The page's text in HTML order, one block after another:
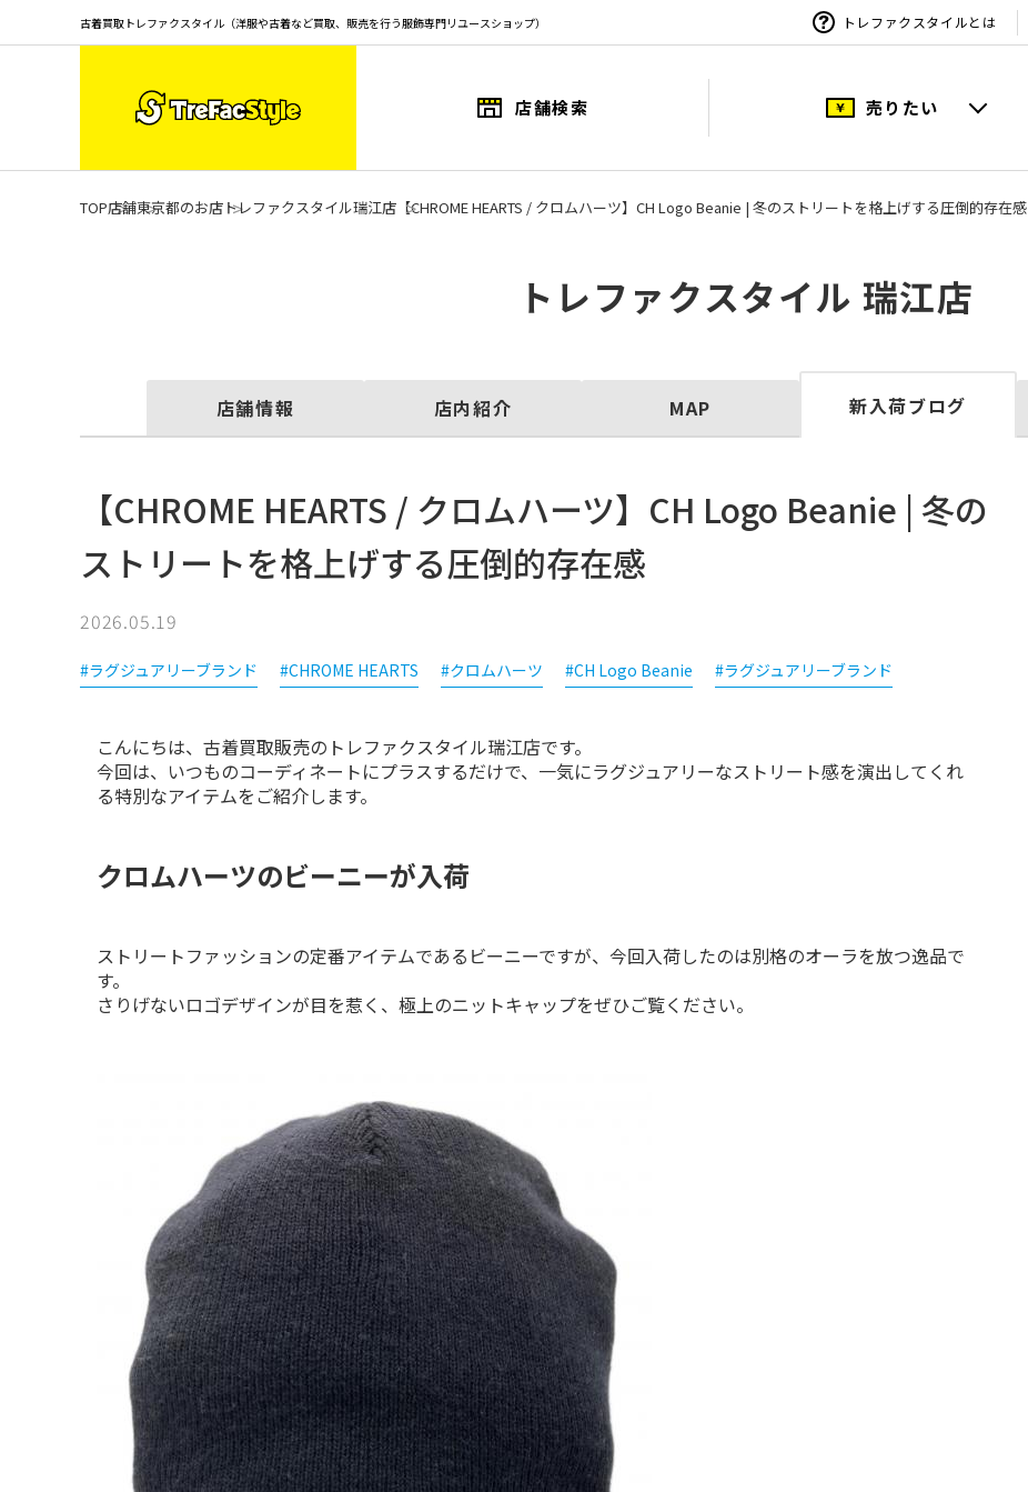
古着買取トレファクスタイル（洋服や古着など買取、販売を行う服飾専門リユースショップ） トレファクスタイルとは
店舗検索 売りたい
TOP店舗東京都のお店 トレファクスタイル瑞江店 【CHROME HEARTS / クロムハーツ】CH Logo Beanie | 冬のストリートを格上げする圧倒的存在感
トレファクスタイル 瑞江店
店舗情報 店内紹介 MAP 新入荷ブログ
【CHROME HEARTS / クロムハーツ】CH Logo Beanie | 冬の
ストリートを格上げする圧倒的存在感
2026.05.19
#ラグジュアリーブランド #CHROME HEARTS #クロムハーツ #CH Logo Beanie #ラグジュアリーブランド
こんにちは、古着買取販売のトレファクスタイル瑞江店です。
今回は、いつものコーディネートにプラスするだけで、一気にラグジュアリーなストリート感を演出してくれ
る特別なアイテムをご紹介します。
クロムハーツのビーニーが入荷
ストリートファッションの定番アイテムであるビーニーですが、今回入荷したのは別格のオーラを放つ逸品で
す。
さりげないロゴデザインが目を惹く、極上のニットキャップをぜひご覧ください。